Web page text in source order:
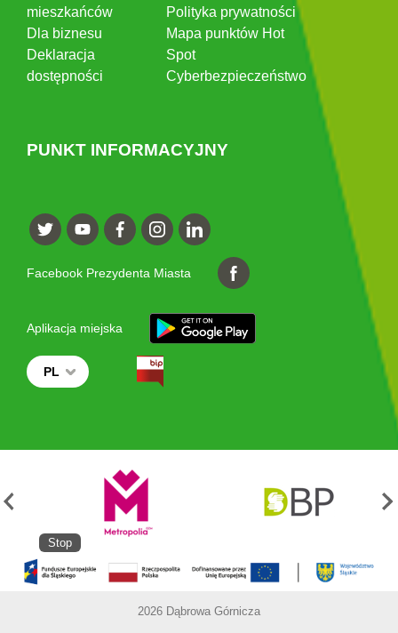
mieszkańców
Dla biznesu
Deklaracja
dostępności
Polityka prywatności
Mapa punktów Hot
Spot
Cyberbezpieczeństwo
PUNKT INFORMACYJNY
Facebook Prezydenta Miasta
Aplikacja miejska
PL
Stop
2026 Dąbrowa Górnicza